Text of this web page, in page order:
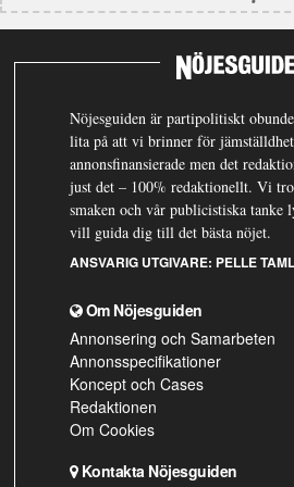
Nöjesguiden är partipolitiskt
lita på att vi brinner för
annonsfinansierade men det
just det – 100% redaktionellt. Vi
smaken och vår publicistiska
vill guida dig till det bästa nöjet.
ANSVARIG UTGIVARE: PELLE
Om Nöjesguiden
Annonsering och Samarbeten
Annonsspecifikationer
Koncept och Cases
Redaktionen
Om Cookies
Kontakta Nöjesguiden